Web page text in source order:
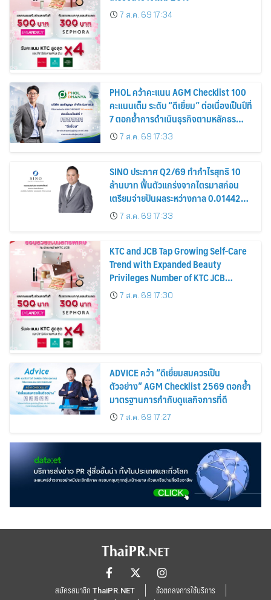
7 ส.ค. 69 17:34
PHOL คว้าคะแนน AGM Checklist 100
คะแนนเต็ม ระดับ “ดีเยี่ยม” ต่อเนื่องเป็นปีที่
7 ตอกย้ำการดำเนินธุรกิจตามหลักธร
รมาภิบาล โปร่งใส สร้างความเชื่อมั่นผู้ถือ
หุ้น
7 ส.ค. 69 17:33
SINO ประกาศ Q2/69 ทำกำไรสุทธิ 10
ล้านบาท ฟื้นตัวแกร่งจากไตรมาสก่อน
เตรียมจ่ายปันผลระหว่างกาล 0.014423
บาทต่อหุ้น ครึ่งปีหลังมุ่งเติบโตต่อเนื่อง
7 ส.ค. 69 17:33
KTC and JCB Tap Growing Self-Care
Trend with Expanded Beauty
Privileges Number of KTC JCB
Cardmembers Spending on
Cosmetics Rises 26%
7 ส.ค. 69 17:30
ADVICE คว้า “ดีเยี่ยมสมควรเป็น
ตัวอย่าง” AGM Checklist 2569 ตอกย้ำ
มาตรฐานการกำกับดูแลกิจการที่ดี
7 ส.ค. 69 17:27
สมัครสมาชิก ThaiPR.NET
ข้อตกลงการใช้บริการ